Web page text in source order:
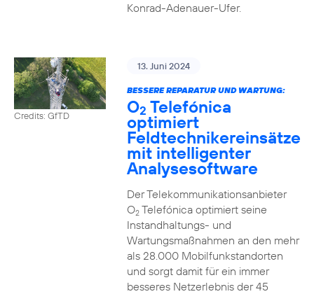
Konrad-Adenauer-Ufer.
Credits: GfTD
13. Juni 2024
BESSERE REPARATUR UND WARTUNG:
O2 Telefónica
optimiert
Feldtechnikereinsätze
mit intelligenter
Analysesoftware
Der Telekommunikationsanbieter
O2Telefónica optimiert seine
Instandhaltungs- und
Wartungsmaßnahmen an den mehr
als 28.000 Mobilfunkstandorten
und sorgt damit für ein immer
besseres Netzerlebnis der 45